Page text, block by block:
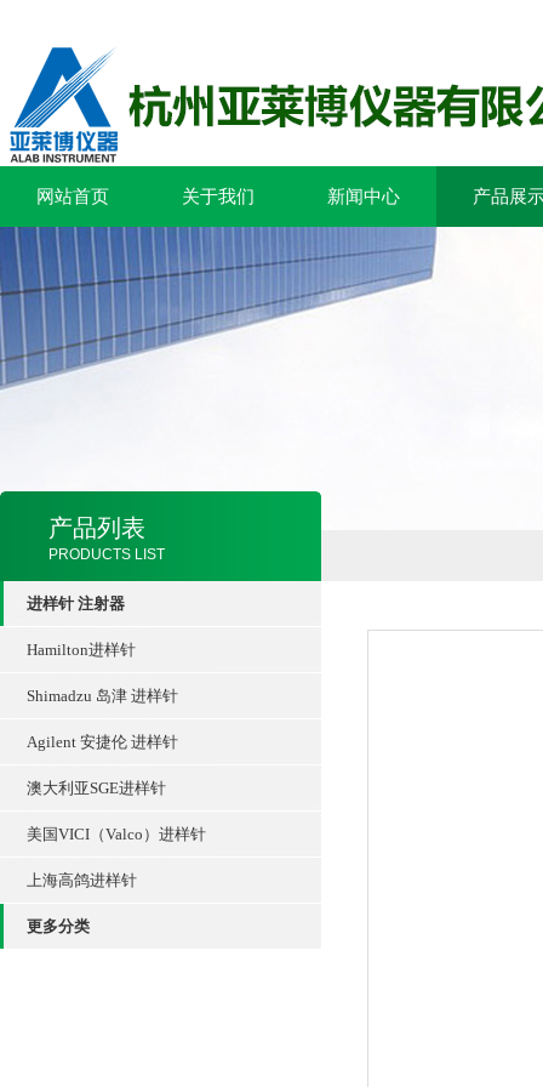
网站首页 关于我们 新闻中心 产品展
产品列表
PRODUCTS LIST
进样针 注射器
Hamilton进样针
Shimadzu 岛津 进样针
Agilent 安捷伦 进样针
澳大利亚SGE进样针
美国VICI（Valco）进样针
上海高鸽进样针
更多分类